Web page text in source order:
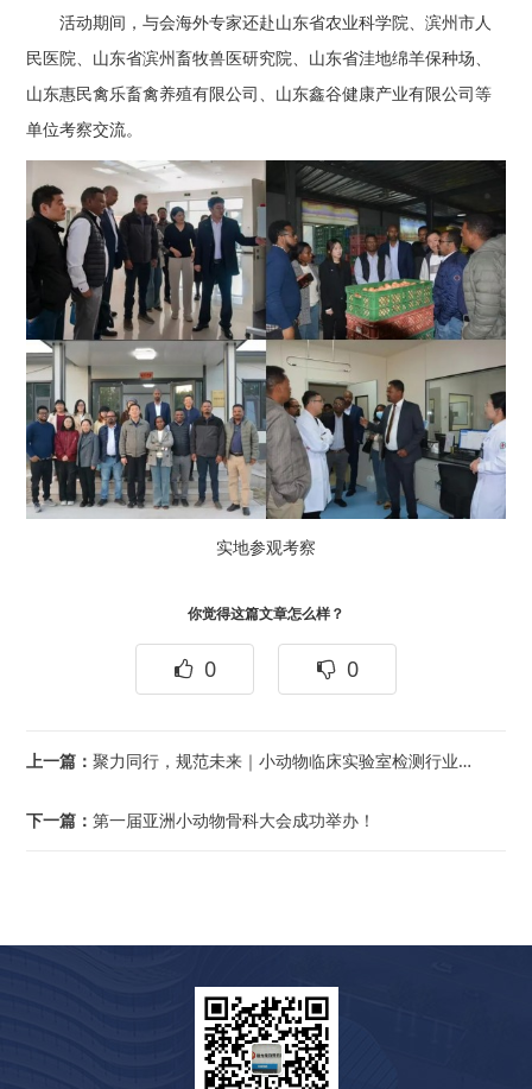
活动期间，与会海外专家还赴山东省农业科学院、滨州市人
民医院、山东省滨州畜牧兽医研究院、山东省洼地绵羊保种场、
山东惠民禽乐畜禽养殖有限公司、山东鑫谷健康产业有限公司等
单位考察交流。
实地参观考察
你觉得这篇文章怎么样？
0 0
上一篇：聚力同行，规范未来｜小动物临床实验室检测行业研讨会圆满落幕
下一篇：第一届亚洲小动物骨科大会成功举办！